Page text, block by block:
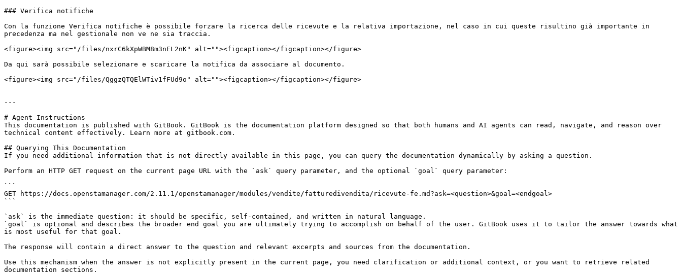
### Verifica notifiche
Con la funzione Verifica notifiche è possibile forzare la ricerca delle ricevute e la relativa importazione, nel caso in cui queste risultino già importante in
precedenza ma nel gestionale non ve ne sia traccia.
<figure><img src="/files/nxrC6kXpWBM8m3nEL2nK" alt=""><figcaption></figcaption></figure>
Da qui sarà possibile selezionare e scaricare la notifica da associare al documento.
<figure><img src="/files/QggzQTQElWTiv1fFUd9o" alt=""><figcaption></figcaption></figure>
---
# Agent Instructions
This documentation is published with GitBook. GitBook is the documentation platform designed so that both humans and AI agents can read, navigate, and reason over
technical content effectively. Learn more at gitbook.com.
## Querying This Documentation
If you need additional information that is not directly available in this page, you can query the documentation dynamically by asking a question.
Perform an HTTP GET request on the current page URL with the `ask` query parameter, and the optional `goal` query parameter:
```
GET https://docs.openstamanager.com/2.11.1/openstamanager/modules/vendite/fatturedivendita/ricevute-fe.md?ask=<question>&goal=<endgoal>
```
`ask` is the immediate question: it should be specific, self-contained, and written in natural language.
`goal` is optional and describes the broader end goal you are ultimately trying to accomplish on behalf of the user. GitBook uses it to tailor the answer towards what
is most useful for that goal.
The response will contain a direct answer to the question and relevant excerpts and sources from the documentation.
Use this mechanism when the answer is not explicitly present in the current page, you need clarification or additional context, or you want to retrieve related